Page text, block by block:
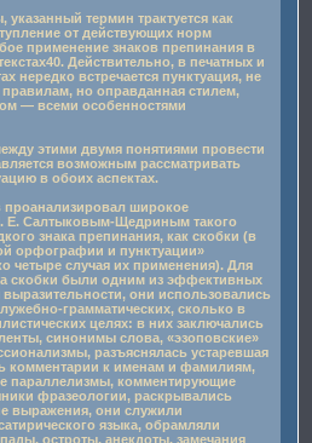
указанный термин трактуется как
от действующих норм
применение знаков препинания в
Действительно, в печатных и
нередко встречается пунктуация, не
правилам, но оправданная стилем,
— всеми особенностями
этими двумя понятиями провести
возможным рассматривать
в обоих аспектах.
широкое
Е. Салтыковым-Щедриным такого
знака препинания, как скобки (в
орфографии и пунктуации»
четыре случая их применения). Для
скобки были одним из эффективных
выразительности, они использовались
грамматических, сколько в
целях: в них заключались
синонимы слова, «эзоповские»
разъяснялась устаревшая
комментарии к именам и фамилиям,
параллелизмы, комментирующие
фразеологии, раскрывались
выражения, они служили
языка, обрамляли
остроты, анекдоты, замечания